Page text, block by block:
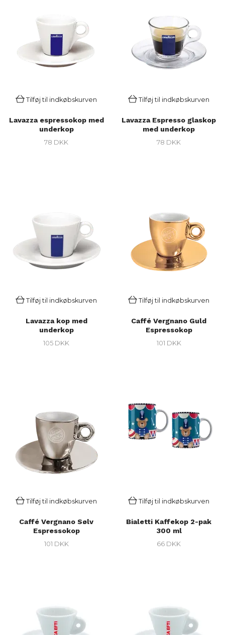
Tilføj til indkøbskurven
Lavazza espressokop med
underkop
78 DKK
Tilføj til indkøbskurven
Lavazza Espresso glaskop
med underkop
78 DKK
Tilføj til indkøbskurven
Lavazza kop med
underkop
105 DKK
Tilføj til indkøbskurven
Caffé Vergnano Guld
Espressokop
101 DKK
Tilføj til indkøbskurven
Caffé Vergnano Sølv
Espressokop
101 DKK
Tilføj til indkøbskurven
Bialetti Kaffekop 2-pak
300 ml
66 DKK